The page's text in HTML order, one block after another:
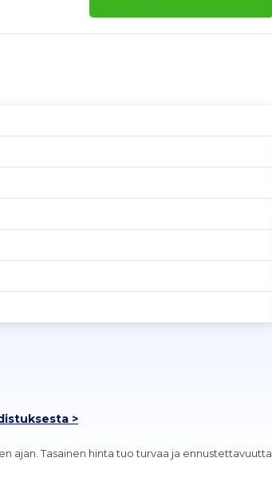
>
ajan. Tasainen hinta tuo turvaa ja ennustettavuutta